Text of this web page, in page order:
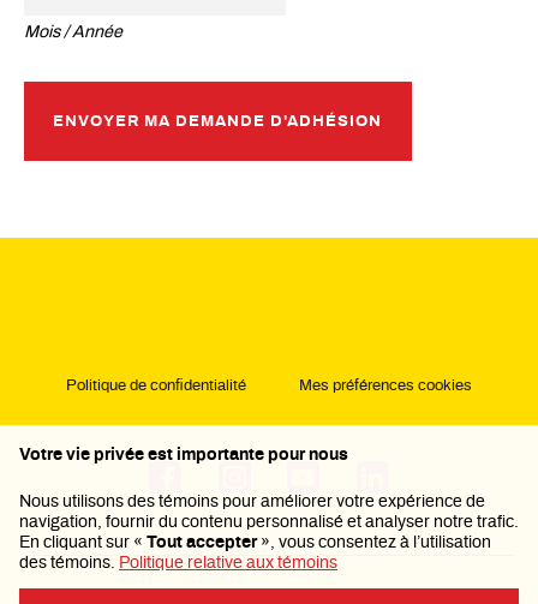
Mois / Année
ENVOYER MA DEMANDE D'ADHÉSION
Politique de confidentialité Mes préférences cookies
Votre vie privée est importante pour nous
Nous utilisons des témoins pour améliorer votre expérience de
navigation, fournir du contenu personnalisé et analyser notre trafic.
En cliquant sur « Tout accepter», vous consentez à l’utilisation
des témoins. Politique relative aux témoins